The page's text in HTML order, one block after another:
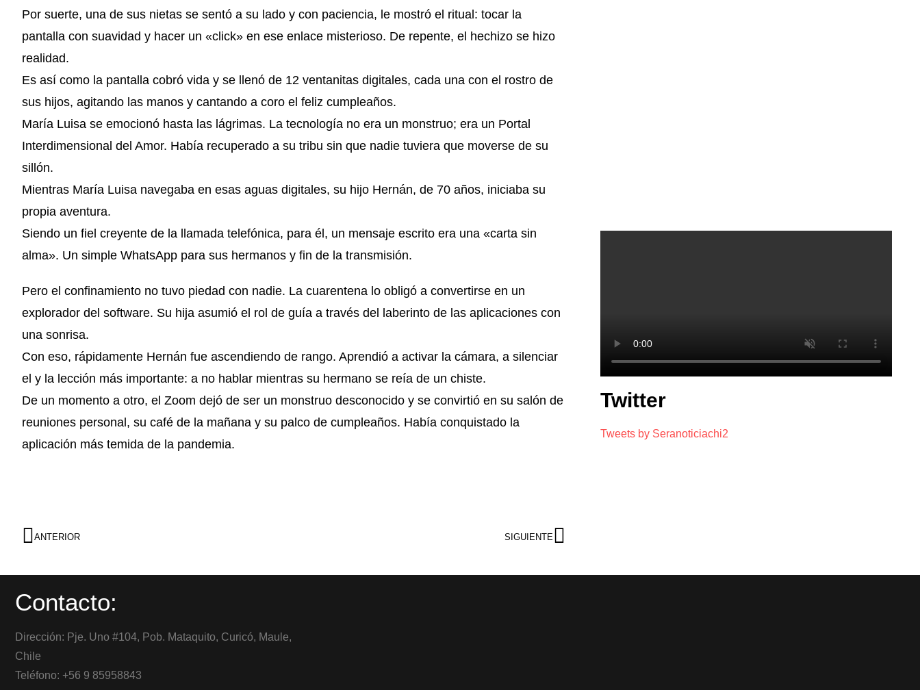
Por suerte, una de sus nietas se sentó a su lado y con paciencia, le mostró el ritual: tocar la
pantalla con suavidad y hacer un «click» en ese enlace misterioso. De repente, el hechizo se hizo
realidad.
Es así como la pantalla cobró vida y se llenó de 12 ventanitas digitales, cada una con el rostro de
sus hijos, agitando las manos y cantando a coro el feliz cumpleaños.
María Luisa se emocionó hasta las lágrimas. La tecnología no era un monstruo; era un Portal
Interdimensional del Amor. Había recuperado a su tribu sin que nadie tuviera que moverse de su
sillón.
Mientras María Luisa navegaba en esas aguas digitales, su hijo Hernán, de 70 años, iniciaba su
propia aventura.
Siendo un fiel creyente de la llamada telefónica, para él, un mensaje escrito era una «carta sin
alma». Un simple WhatsApp para sus hermanos y fin de la transmisión.
Pero el confinamiento no tuvo piedad con nadie. La cuarentena lo obligó a convertirse en un
explorador del software. Su hija asumió el rol de guía a través del laberinto de las aplicaciones con
una sonrisa.
Con eso, rápidamente Hernán fue ascendiendo de rango. Aprendió a activar la cámara, a silenciar
el y la lección más importante: a no hablar mientras su hermano se reía de un chiste.
De un momento a otro, el Zoom dejó de ser un monstruo desconocido y se convirtió en su salón de
reuniones personal, su café de la mañana y su palco de cumpleaños. Había conquistado la
aplicación más temida de la pandemia.
ANTERIOR SIGUIENTE
Twitter
Tweets by Seranoticiachi2
Contacto:
Dirección: Pje. Uno #104, Pob. Mataquito, Curicó, Maule,
Chile
Teléfono: +56 9 85958843